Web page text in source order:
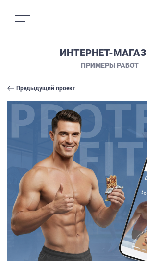
ИНТЕРНЕТ-
ПРИМЕРЫ РАБОТ
Предыдущий проект